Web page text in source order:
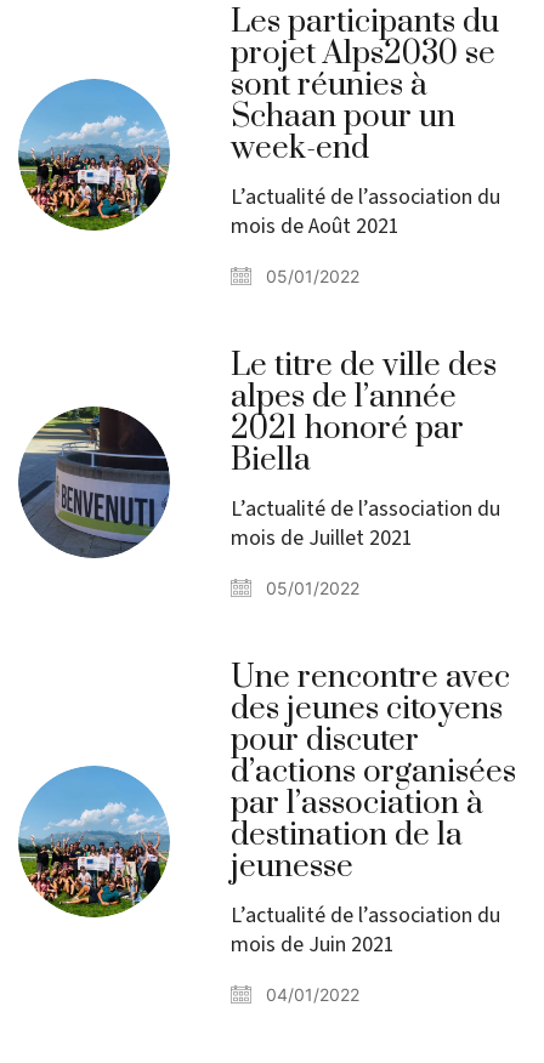
Les participants du
projet Alps2030 se
sont réunies à
Schaan pour un
week-end
L’actualité de l’association du
mois de Août 2021
05/01/2022
Le titre de ville des
alpes de l’année
2021 honoré par
Biella
L’actualité de l’association du
mois de Juillet 2021
05/01/2022
Une rencontre avec
des jeunes citoyens
pour discuter
d’actions organisées
par l’association à
destination de la
jeunesse
L’actualité de l’association du
mois de Juin 2021
04/01/2022